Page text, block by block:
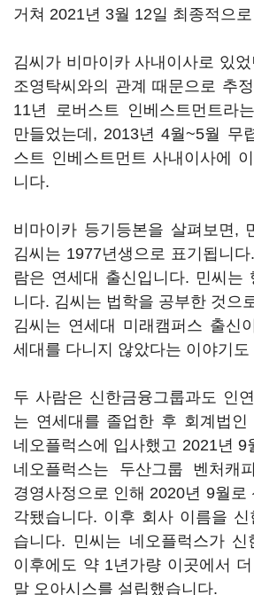
거쳐 2021년 3월 12일 최종적으
김씨가 비마이카 사내이사로 있
조영탁씨와의 관계 때문으로 추
11년 로버스트 인베스트먼트라
만들었는데, 2013년 4월~5월 무
스트 인베스트먼트 사내이사에
니다.
비마이카 등기등본을 살펴보면,
김씨는 1977년생으로 표기됩니
람은 연세대 출신입니다. 민씨는
니다. 김씨는 법학을 공부한 것으
김씨는 연세대 미래캠퍼스 출신
세대를 다니지 않았다는 이야기도
두 사람은 신한금융그룹과도 인
는 연세대를 졸업한 후 회계법인
네오플럭스에 입사했고 2021년 9
네오플럭스는 두산그룹 벤처캐
경영사정으로 인해 2020년 9월로
각됐습니다. 이후 회사 이름을 신
습니다. 민씨는 네오플럭스가 신
이후에도 약 1년가량 이곳에서
말 오아시스를 설립했습니다.